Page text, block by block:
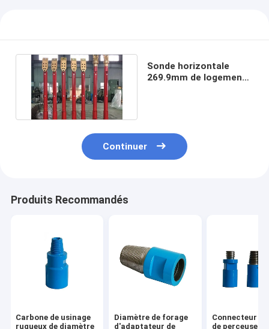
Sonde horizontale
269.9mm de logement
Continuer
Produits Recommandés
Carbone de usinage
rugueux de diamètre
Diamètre de forage
d'adaptateur de
Connecteur de
de perceuse de